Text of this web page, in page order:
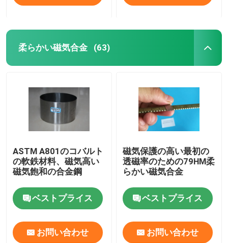
柔らかい磁気合金 (63)
ASTM A801のコバルト
の軟鉄材料、磁気高い
磁気飽和の合金鋼
ベストプライス
お問い合わせ
磁気保護の高い最初の
透磁率のための79HM柔
らかい磁気合金
ベストプライス
お問い合わせ